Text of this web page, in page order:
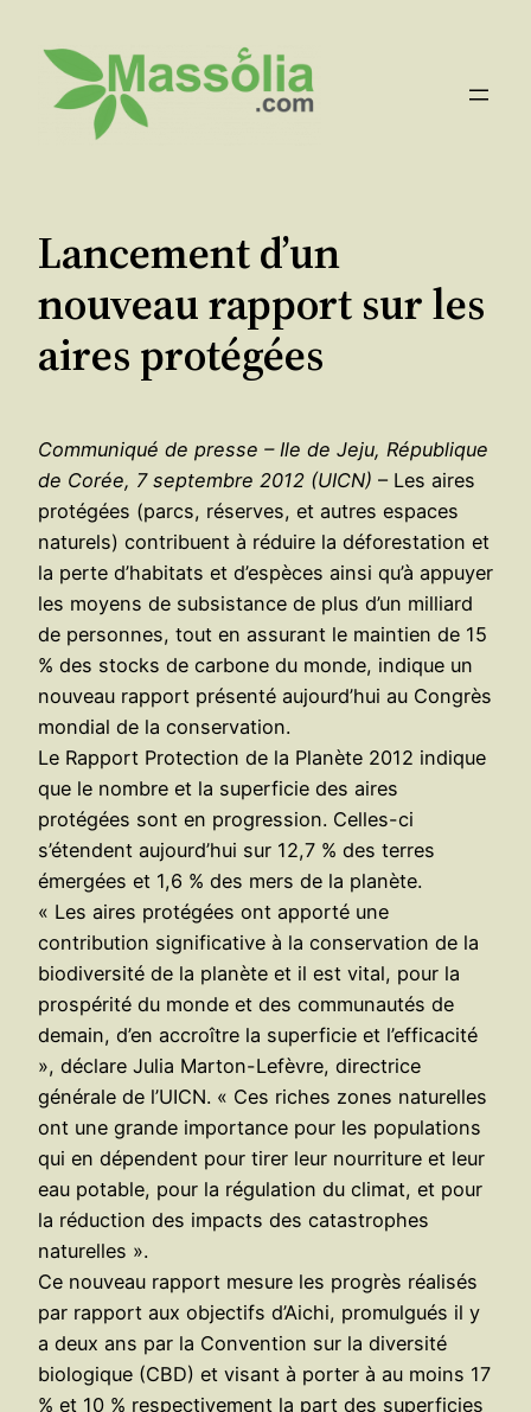
contenu
Lancement d’un
nouveau rapport sur les
aires protégées
Communiqué de presse – Ile de Jeju, République
de Corée, 7 septembre 2012 (UICN) – Les aires
protégées (parcs, réserves, et autres espaces
naturels) contribuent à réduire la déforestation et
la perte d’habitats et d’espèces ainsi qu’à appuyer
les moyens de subsistance de plus d’un milliard
de personnes, tout en assurant le maintien de 15
% des stocks de carbone du monde, indique un
nouveau rapport présenté aujourd’hui au Congrès
mondial de la conservation.
Le Rapport Protection de la Planète 2012 indique
que le nombre et la superficie des aires
protégées sont en progression. Celles-ci
s’étendent aujourd’hui sur 12,7 % des terres
émergées et 1,6 % des mers de la planète.
« Les aires protégées ont apporté une
contribution significative à la conservation de la
biodiversité de la planète et il est vital, pour la
prospérité du monde et des communautés de
demain, d’en accroître la superficie et l’efficacité
», déclare Julia Marton-Lefèvre, directrice
générale de l’UICN. « Ces riches zones naturelles
ont une grande importance pour les populations
qui en dépendent pour tirer leur nourriture et leur
eau potable, pour la régulation du climat, et pour
la réduction des impacts des catastrophes
naturelles ».
Ce nouveau rapport mesure les progrès réalisés
par rapport aux objectifs d’Aichi, promulgués il y
a deux ans par la Convention sur la diversité
biologique (CBD) et visant à porter à au moins 17
% et 10 % respectivement la part des superficies